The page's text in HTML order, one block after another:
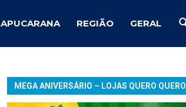
APUCARANA REGIÃO GERAL
MEGA ANIVERSÁRIO – LOJAS QUERO QUERO